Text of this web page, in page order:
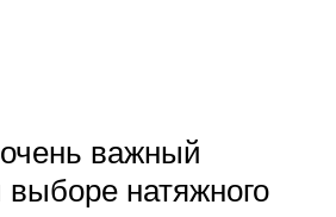
важный
выборе натяжного